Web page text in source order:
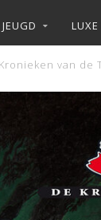
JEUGD LUXE
van